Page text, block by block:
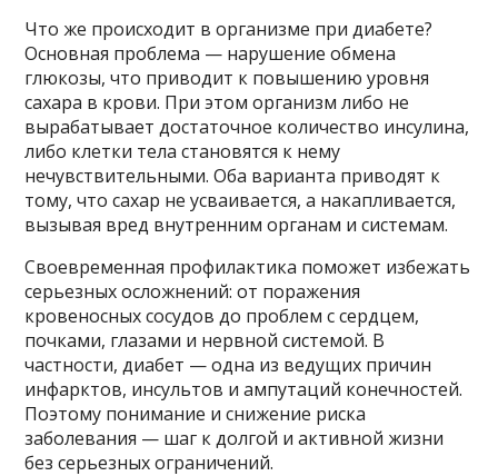
Что же происходит в организме при диабете?
Основная проблема — нарушение обмена
глюкозы, что приводит к повышению уровня
сахара в крови. При этом организм либо не
вырабатывает достаточное количество инсулина,
либо клетки тела становятся к нему
нечувствительными. Оба варианта приводят к
тому, что сахар не усваивается, а накапливается,
вызывая вред внутренним органам и системам.
Своевременная профилактика поможет избежать
серьезных осложнений: от поражения
кровеносных сосудов до проблем с сердцем,
почками, глазами и нервной системой. В
частности, диабет — одна из ведущих причин
инфарктов, инсультов и ампутаций конечностей.
Поэтому понимание и снижение риска
заболевания — шаг к долгой и активной жизни
без серьезных ограничений.